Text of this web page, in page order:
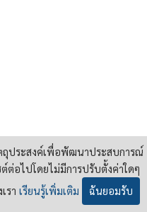
ถุประสงค์เพื่อพัฒนาประสบการณ์
ต่อไปโดยไม่มีการปรับตั้งค่าใดๆ
รา เรียนรู้เพิ่มเติม ฉันยอมรับ